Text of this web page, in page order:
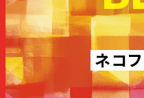
ネコ